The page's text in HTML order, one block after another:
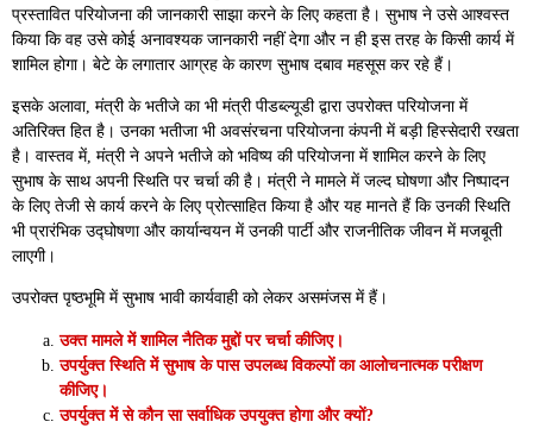
प्रस्तावित परियोजना की जानकारी साझा करने के लिए कहता है। सुभाष ने उसे आश्वस्त
किया कि वह उसे कोई अनावश्यक जानकारी नहीं देगा और न ही इस तरह के किसी कार्य में
शामिल होगा। बेटे के लगातार आग्रह के कारण सुभाष दबाव महसूस कर रहे हैं।
इसके अलावा, मंत्री के भतीजे का भी मंत्री पीडब्ल्यूडी द्वारा उपरोक्त परियोजना में
अतिरिक्त हित है। उनका भतीजा भी अवसंरचना परियोजना कंपनी में बड़ी हिस्सेदारी रखता
है। वास्तव में, मंत्री ने अपने भतीजे को भविष्य की परियोजना में शामिल करने के लिए
सुभाष के साथ अपनी स्थिति पर चर्चा की है। मंत्री ने मामले में जल्द घोषणा और निष्पादन
के लिए तेजी से कार्य करने के लिए प्रोत्साहित किया है और यह मानते हैं कि उनकी स्थिति
भी प्रारंभिक उद्घोषणा और कार्यान्वयन में उनकी पार्टी और राजनीतिक जीवन में मजबूती
लाएगी।
उपरोक्त पृष्ठभूमि में सुभाष भावी कार्यवाही को लेकर असमंजस में हैं।
उक्त मामले में शामिल नैतिक मुद्दों पर चर्चा कीजिए।
उपर्युक्त स्थिति में सुभाष के पास उपलब्ध विकल्पों का आलोचनात्मक परीक्षण
कीजिए।
उपर्युक्त में से कौन सा सर्वाधिक उपयुक्त होगा और क्यों?